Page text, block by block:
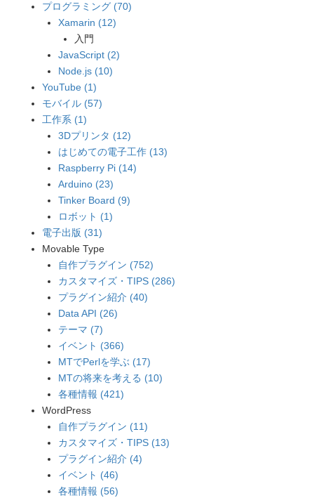
プログラミング (70)
Xamarin (12)
入門
JavaScript (2)
Node.js (10)
YouTube (1)
モバイル (57)
工作系 (1)
3Dプリンタ (12)
はじめての電子工作 (13)
Raspberry Pi (14)
Arduino (23)
Tinker Board (9)
ロボット (1)
電子出版 (31)
Movable Type
自作プラグイン (752)
カスタマイズ・TIPS (286)
プラグイン紹介 (40)
Data API (26)
テーマ (7)
イベント (366)
MTでPerlを学ぶ (17)
MTの将来を考える (10)
各種情報 (421)
WordPress
自作プラグイン (11)
カスタマイズ・TIPS (13)
プラグイン紹介 (4)
イベント (46)
各種情報 (56)